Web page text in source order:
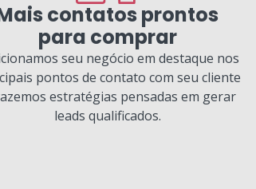
contatos prontos
para comprar
seu negócio em destaque nos
pontos de contato com seu cliente
estratégias pensadas em gerar
leads qualificados.